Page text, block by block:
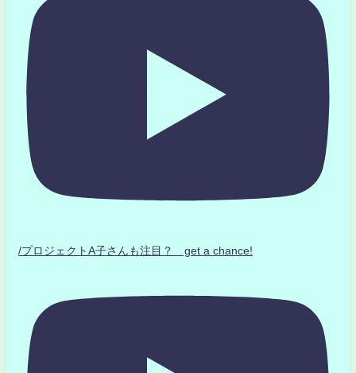
/プロジェクトA子さんも注目？ get a chance!